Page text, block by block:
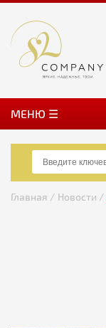
MЕНЮ ☰
Главная / Новости /